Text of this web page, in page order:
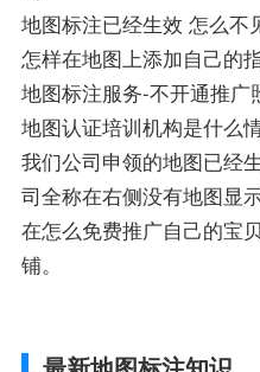
地图标注已经生效 怎么不
怎样在地图上添加自己的
地图标注服务-不开通推广
地图认证培训机构是什么
我们公司申领的地图已经
司全称在右侧没有地图显
在怎么免费推广自己的宝
铺。